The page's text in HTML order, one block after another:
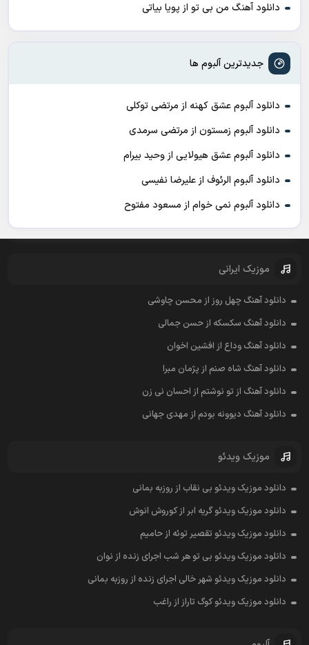
دانلود آهنگ من بی تو از پویا بیاتی
جدیدترین آلبوم ها
دانلود آلبوم عشق کهنه از مرتضی توکلی
دانلود آلبوم زمستون از مرتضی سرمدی
دانلود آلبوم عشق هیولایی از وحید بیرام
دانلود آلبوم الرئوف از علیرضا نفیسی
دانلود آلبوم نمی خوام از مسعود مفتوح
موزیک ایرانی
دانلود آهنگ چهل روز از محسن چاوشی
دانلود آهنگ سکسکه از حسن جمالی
دانلود آهنگ وداع از افشين اخوان
دانلود آهنگ شاه صنم از پژمان مبرا
دانلود آهنگ از تو نوشتم از احسان نی زن
دانلود آهنگ دیوونه بودم از مهدی جهانی
موزیک ویدئو
دانلود موزیک ویدئو بی نقاب از روزبه بمانی
دانلود موزیک ویدئو گریه ابر از کوروش انوش
دانلود موزیک ویدئو تقصیر توئه از حامیم
دانلود موزیک ویدئو بی تو هر شب اجرای زنده از نوان
دانلود موزیک ویدئو شهر خالی اجرای زنده از روزبه بمانی
دانلود موزیک ویدئو کوگ تاراز از راغب